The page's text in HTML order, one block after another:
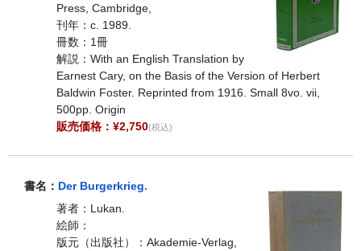
Press, Cambridge,
刊年：c. 1989.
冊数：1冊
解説：With an English Translation by
Earnest Cary, on the Basis of the Version of Herbert
Baldwin Foster. Reprinted from 1916. Small 8vo. vii,
500pp. Origin
販売価格：¥2,750(税込)
書名： Der Burgerkrieg.
著者：Lukan.
絵師：
版元（出版社）：Akademie-Verlag,